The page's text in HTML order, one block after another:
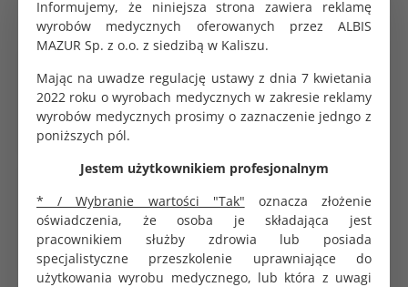
Informujemy, że niniejsza strona zawiera reklamę
wyrobów medycznych oferowanych przez ALBIS
MAZUR Sp. z o.o. z siedzibą w Kaliszu.
Mając na uwadze regulację ustawy z dnia 7 kwietania
2022 roku o wyrobach medycznych w zakresie reklamy
wyrobów medycznych prosimy o zaznaczenie jedngo z
poniższych pól.
Jestem użytkownikiem profesjonalnym
* / Wybranie wartości "Tak" oznacza złożenie
oświadczenia, że osoba je składająca jest
pracownikiem służby zdrowia lub posiada
specjalistyczne przeszkolenie uprawniające do
użytkowania wyrobu medycznego, lub która z uwagi
Saltec
0.35 zł
SoftMed
0.32 zł
Kleszczyki Pean odgięte 180 mm Black